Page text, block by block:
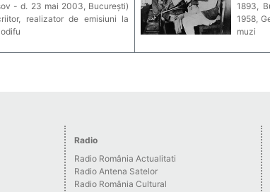
- d. 23 mai 2003, București)
realizator de emisiuni la
1893,
1958,
muzi
Radio
Radio România Actualitati
Radio Antena Satelor
Radio România Cultural